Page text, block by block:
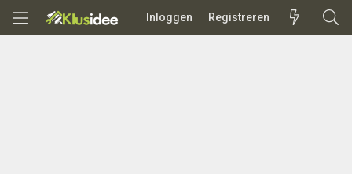
Inloggen Registreren